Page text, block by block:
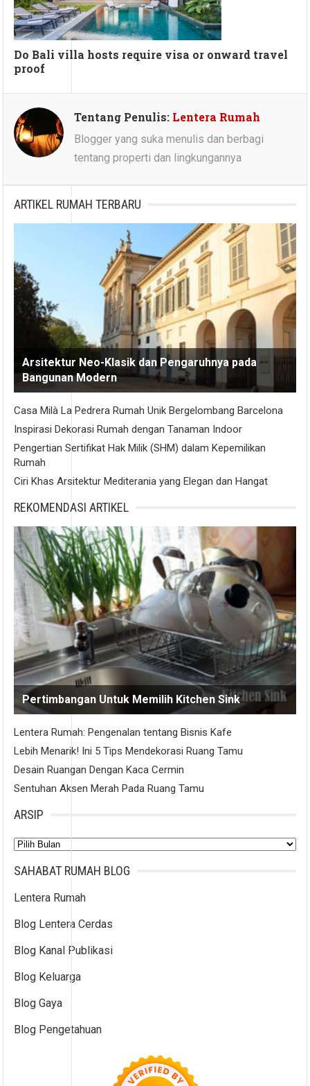
Do Bali villa hosts require visa or onward travel
proof
Tentang Penulis: Lentera Rumah
Blogger yang suka menulis dan berbagi
tentang properti dan lingkungannya
ARTIKEL RUMAH TERBARU
Arsitektur Neo-Klasik dan Pengaruhnya pada
Bangunan Modern
Casa Milà La Pedrera Rumah Unik Bergelombang Barcelona
Inspirasi Dekorasi Rumah dengan Tanaman Indoor
Pengertian Sertifikat Hak Milik (SHM) dalam Kepemilikan
Rumah
Ciri Khas Arsitektur Mediterania yang Elegan dan Hangat
REKOMENDASI ARTIKEL
Pertimbangan Untuk Memilih Kitchen Sink
Lentera Rumah: Pengenalan tentang Bisnis Kafe
Lebih Menarik! Ini 5 Tips Mendekorasi Ruang Tamu
Desain Ruangan Dengan Kaca Cermin
Sentuhan Aksen Merah Pada Ruang Tamu
ARSIP
Arsip
SAHABAT RUMAH BLOG
Lentera Rumah
Blog Lentera Cerdas
Blog Kanal Publikasi
Blog Keluarga
Blog Gaya
Blog Pengetahuan